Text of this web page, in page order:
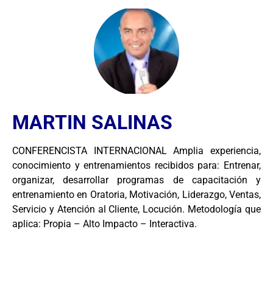
MARTIN SALINAS
CONFERENCISTA INTERNACIONAL Amplia experiencia,
conocimiento y entrenamientos recibidos para: Entrenar,
organizar, desarrollar programas de capacitación y
entrenamiento en Oratoria, Motivación, Liderazgo, Ventas,
Servicio y Atención al Cliente, Locución. Metodología que
aplica: Propia – Alto Impacto – Interactiva.